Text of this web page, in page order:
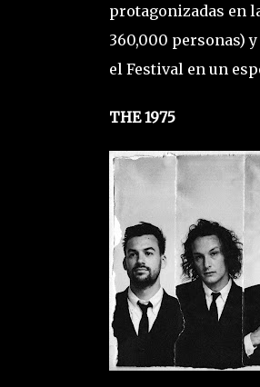
protagonizadas en
360,000 personas)
el Festival en un
THE 1975